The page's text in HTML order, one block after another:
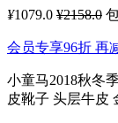
¥1079.0 ¥2158.0
会员专享96折 再
小童马2018秋冬
皮靴子 头层牛皮